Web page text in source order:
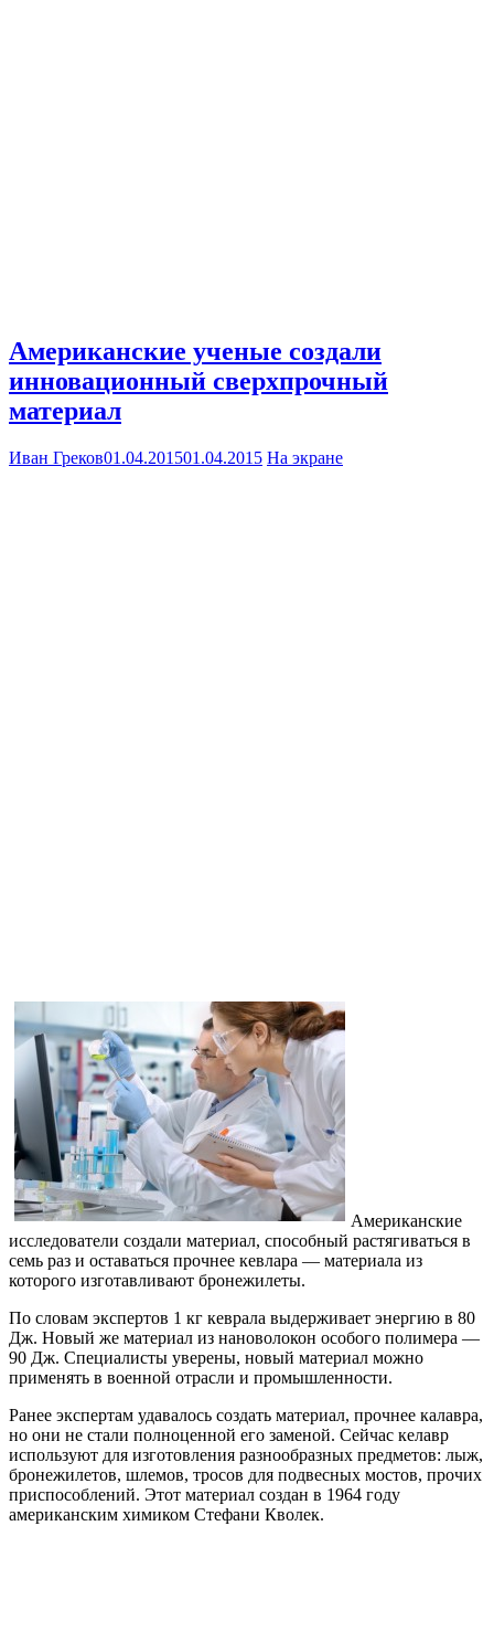
Американские ученые создали
инновационный сверхпрочный
материал
Иван Греков01.04.201501.04.2015 На экране
Американские
исследователи создали материал, способный растягиваться в
семь раз и оставаться прочнее кевлара — материала из
которого изготавливают бронежилеты.
По словам экспертов 1 кг кеврала выдерживает энергию в 80
Дж. Новый же материал из нановолокон особого полимера —
90 Дж. Специалисты уверены, новый материал можно
применять в военной отрасли и промышленности.
Ранее экспертам удавалось создать материал, прочнее калавра,
но они не стали полноценной его заменой. Сейчас келавр
используют для изготовления разнообразных предметов: лыж,
бронежилетов, шлемов, тросов для подвесных мостов, прочих
приспособлений. Этот материал создан в 1964 году
американским химиком Стефани Кволек.